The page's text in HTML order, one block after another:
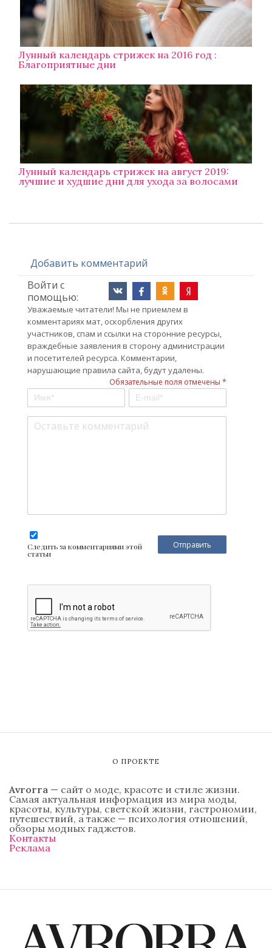
Лунный календарь стрижек на 2016 год :
Благоприятные дни
Лунный календарь стрижек на август 2019:
лучшие и худшие дни для ухода за волосами
Добавить комментарий
Войти с
помощью:
Уважаемые читатели! Мы не приемлем в
комментариях мат, оскорбления других
участников, спам и ссылки на сторонние ресурсы,
враждебные заявления в сторону администрации
и посетителей ресурса. Комментарии,
нарушающие правила сайта, будут удалены.
Обязательные поля отмечены *
Следить за комментариями этой
статьи
О ПРОЕКТЕ
Avrorra — сайт о моде, красоте и стиле жизни.
Самая актуальная информация из мира моды,
красоты, культуры, светской жизни, гастрономии,
путешествий, а также — психология отношений,
обзоры модных гаджетов.
Контакты
Реклама